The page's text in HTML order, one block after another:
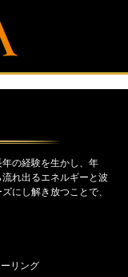
年の経験を生かし、年
れ出るエネルギーと波
にし解き放つことで、
リング